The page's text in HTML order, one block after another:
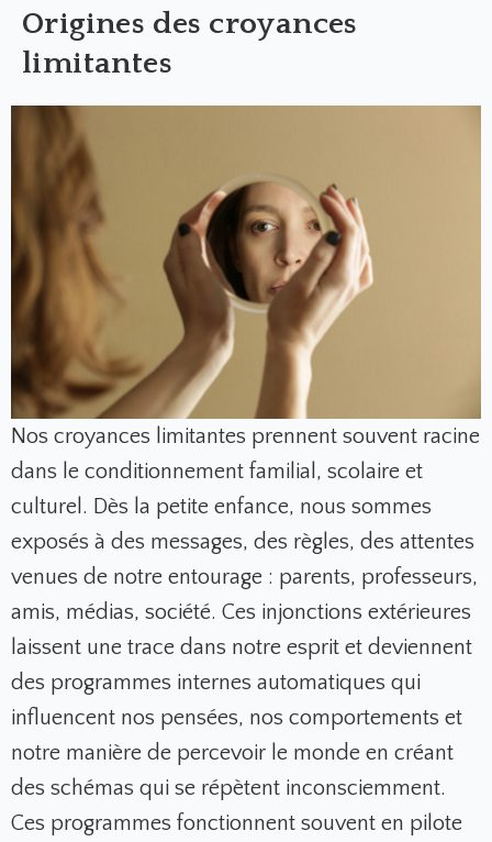
Origines des croyances
limitantes
Nos croyances limitantes prennent souvent racine
dans le conditionnement familial, scolaire et
culturel. Dès la petite enfance, nous sommes
exposés à des messages, des règles, des attentes
venues de notre entourage : parents, professeurs,
amis, médias, société. Ces injonctions extérieures
laissent une trace dans notre esprit et deviennent
des programmes internes automatiques qui
influencent nos pensées, nos comportements et
notre manière de percevoir le monde en créant
des schémas qui se répètent inconsciemment.
Ces programmes fonctionnent souvent en pilote